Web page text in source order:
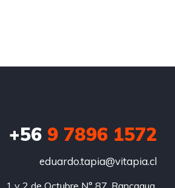
+569 7896 1572
eduardo.tapia@vitapia.cl
1 y 2 de Octubre N° 87, Rancagua.